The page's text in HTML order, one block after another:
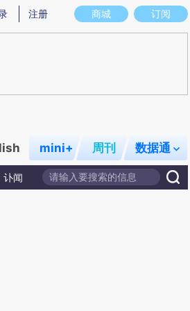
图存在偏差。不代表财新观点和立场。推荐点
商城 订阅
注册
mini+ 周刊 数据通
讣闻